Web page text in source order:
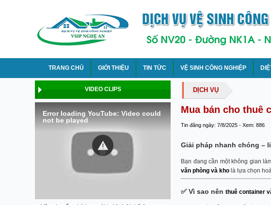
TRANG CHỦ GIỚI THIỆU TIN TỨC VỆ SINH CÔNG NGHIỆP
VIDEO CLIPS
Error loading YouTube: Video could
not be played
DỊCH VỤ
Mua bán cho thuê
Tin đăng ngày: 7/8/2025 - Xem: 886
Giải pháp nhanh chóng –
Bạn đang cần một không gian
văn phòng và kho là lựa chọn
✅ Vì sao nên thuê container